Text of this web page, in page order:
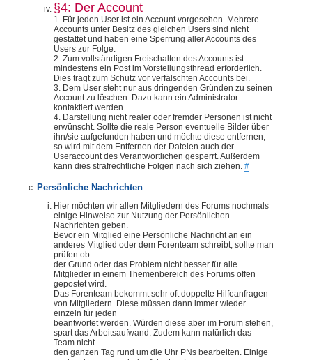
§4: Der Account
1. Für jeden User ist ein Account vorgesehen. Mehrere
Accounts unter Besitz des gleichen Users sind nicht
gestattet und haben eine Sperrung aller Accounts des
Users zur Folge.
2. Zum vollständigen Freischalten des Accounts ist
mindestens ein Post im Vorstellungsthread erforderlich.
Dies trägt zum Schutz vor verfälschten Accounts bei.
3. Dem User steht nur aus dringenden Gründen zu seinen
Account zu löschen. Dazu kann ein Administrator
kontaktiert werden.
4. Darstellung nicht realer oder fremder Personen ist nicht
erwünscht. Sollte die reale Person eventuelle Bilder über
ihn/sie aufgefunden haben und möchte diese entfernen,
so wird mit dem Entfernen der Dateien auch der
Useraccount des Verantwortlichen gesperrt. Außerdem
kann dies strafrechtliche Folgen nach sich ziehen. #
Persönliche Nachrichten
Hier möchten wir allen Mitgliedern des Forums nochmals
einige Hinweise zur Nutzung der Persönlichen
Nachrichten geben.
Bevor ein Mitglied eine Persönliche Nachricht an ein
anderes Mitglied oder dem Forenteam schreibt, sollte man
prüfen ob
der Grund oder das Problem nicht besser für alle
Mitglieder in einem Themenbereich des Forums offen
gepostet wird.
Das Forenteam bekommt sehr oft doppelte Hilfeanfragen
von Mitgliedern. Diese müssen dann immer wieder
einzeln für jeden
beantwortet werden. Würden diese aber im Forum stehen,
spart das Arbeitsaufwand. Zudem kann natürlich das
Team nicht
den ganzen Tag rund um die Uhr PNs bearbeiten. Einige